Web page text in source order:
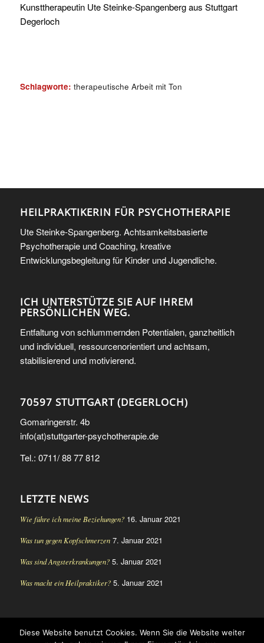
Kunsttherapeutin Ute Steinke-Spangenberg aus Stuttgart
Degerloch
Schlagworte: therapeutische Arbeit mit Ton
HEILPRAKTIKERIN FÜR PSYCHOTHERAPIE
Ute Steinke-Spangenberg. Achtsamkeitsbasierte
Psychotherapie und Coaching, kreative
Entwicklungsbegleitung für Kinder und Jugendliche.
ICH UNTERSTÜTZE SIE AUF IHREM
PERSÖNLICHEN WEG.
Entfaltung von schlummernden Potentialen, ganzheitlich
und individuell, ressourcenorientiert und achtsam,
stabilisierend und motivierend.
70597 STUTTGART (DEGERLOCH)
Gomaringerstr. 4b
info(at)stuttgarter-psychotherapie.de
Tel.: 0711/ 88 77 812
LETZTE NEWS
Wie führe ich meine Beziehungen? 16. Januar 2021
Was tun gegen Kopfschmerzen 7. Januar 2021
Was sind Angsterkrankungen? 5. Januar 2021
Was macht ein Heilpraktiker? 5. Januar 2021
© Copyright - Heilpraktikerin für Psychotherapie Stuttgart Ute Steinke-
Diese Website benutzt Cookies. Wenn Sie die Website weiter